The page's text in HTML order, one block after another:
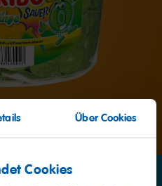
Über Cookies
Cookies